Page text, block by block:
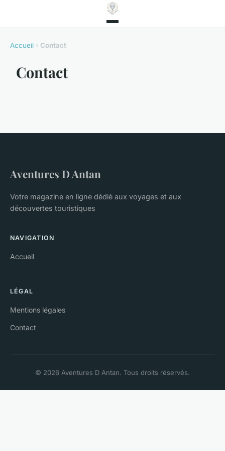
Accueil › Contact
Contact
Aventures D Antan
Votre magazine en ligne dédié aux voyages et aux
découvertes touristiques
NAVIGATION
Accueil
LÉGAL
Mentions légales
Contact
© 2026 Aventures D Antan. Tous droits réservés.